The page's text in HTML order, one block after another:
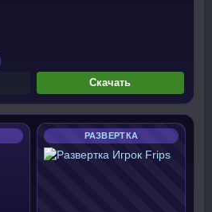
Скачать
РАЗВЕРТКА